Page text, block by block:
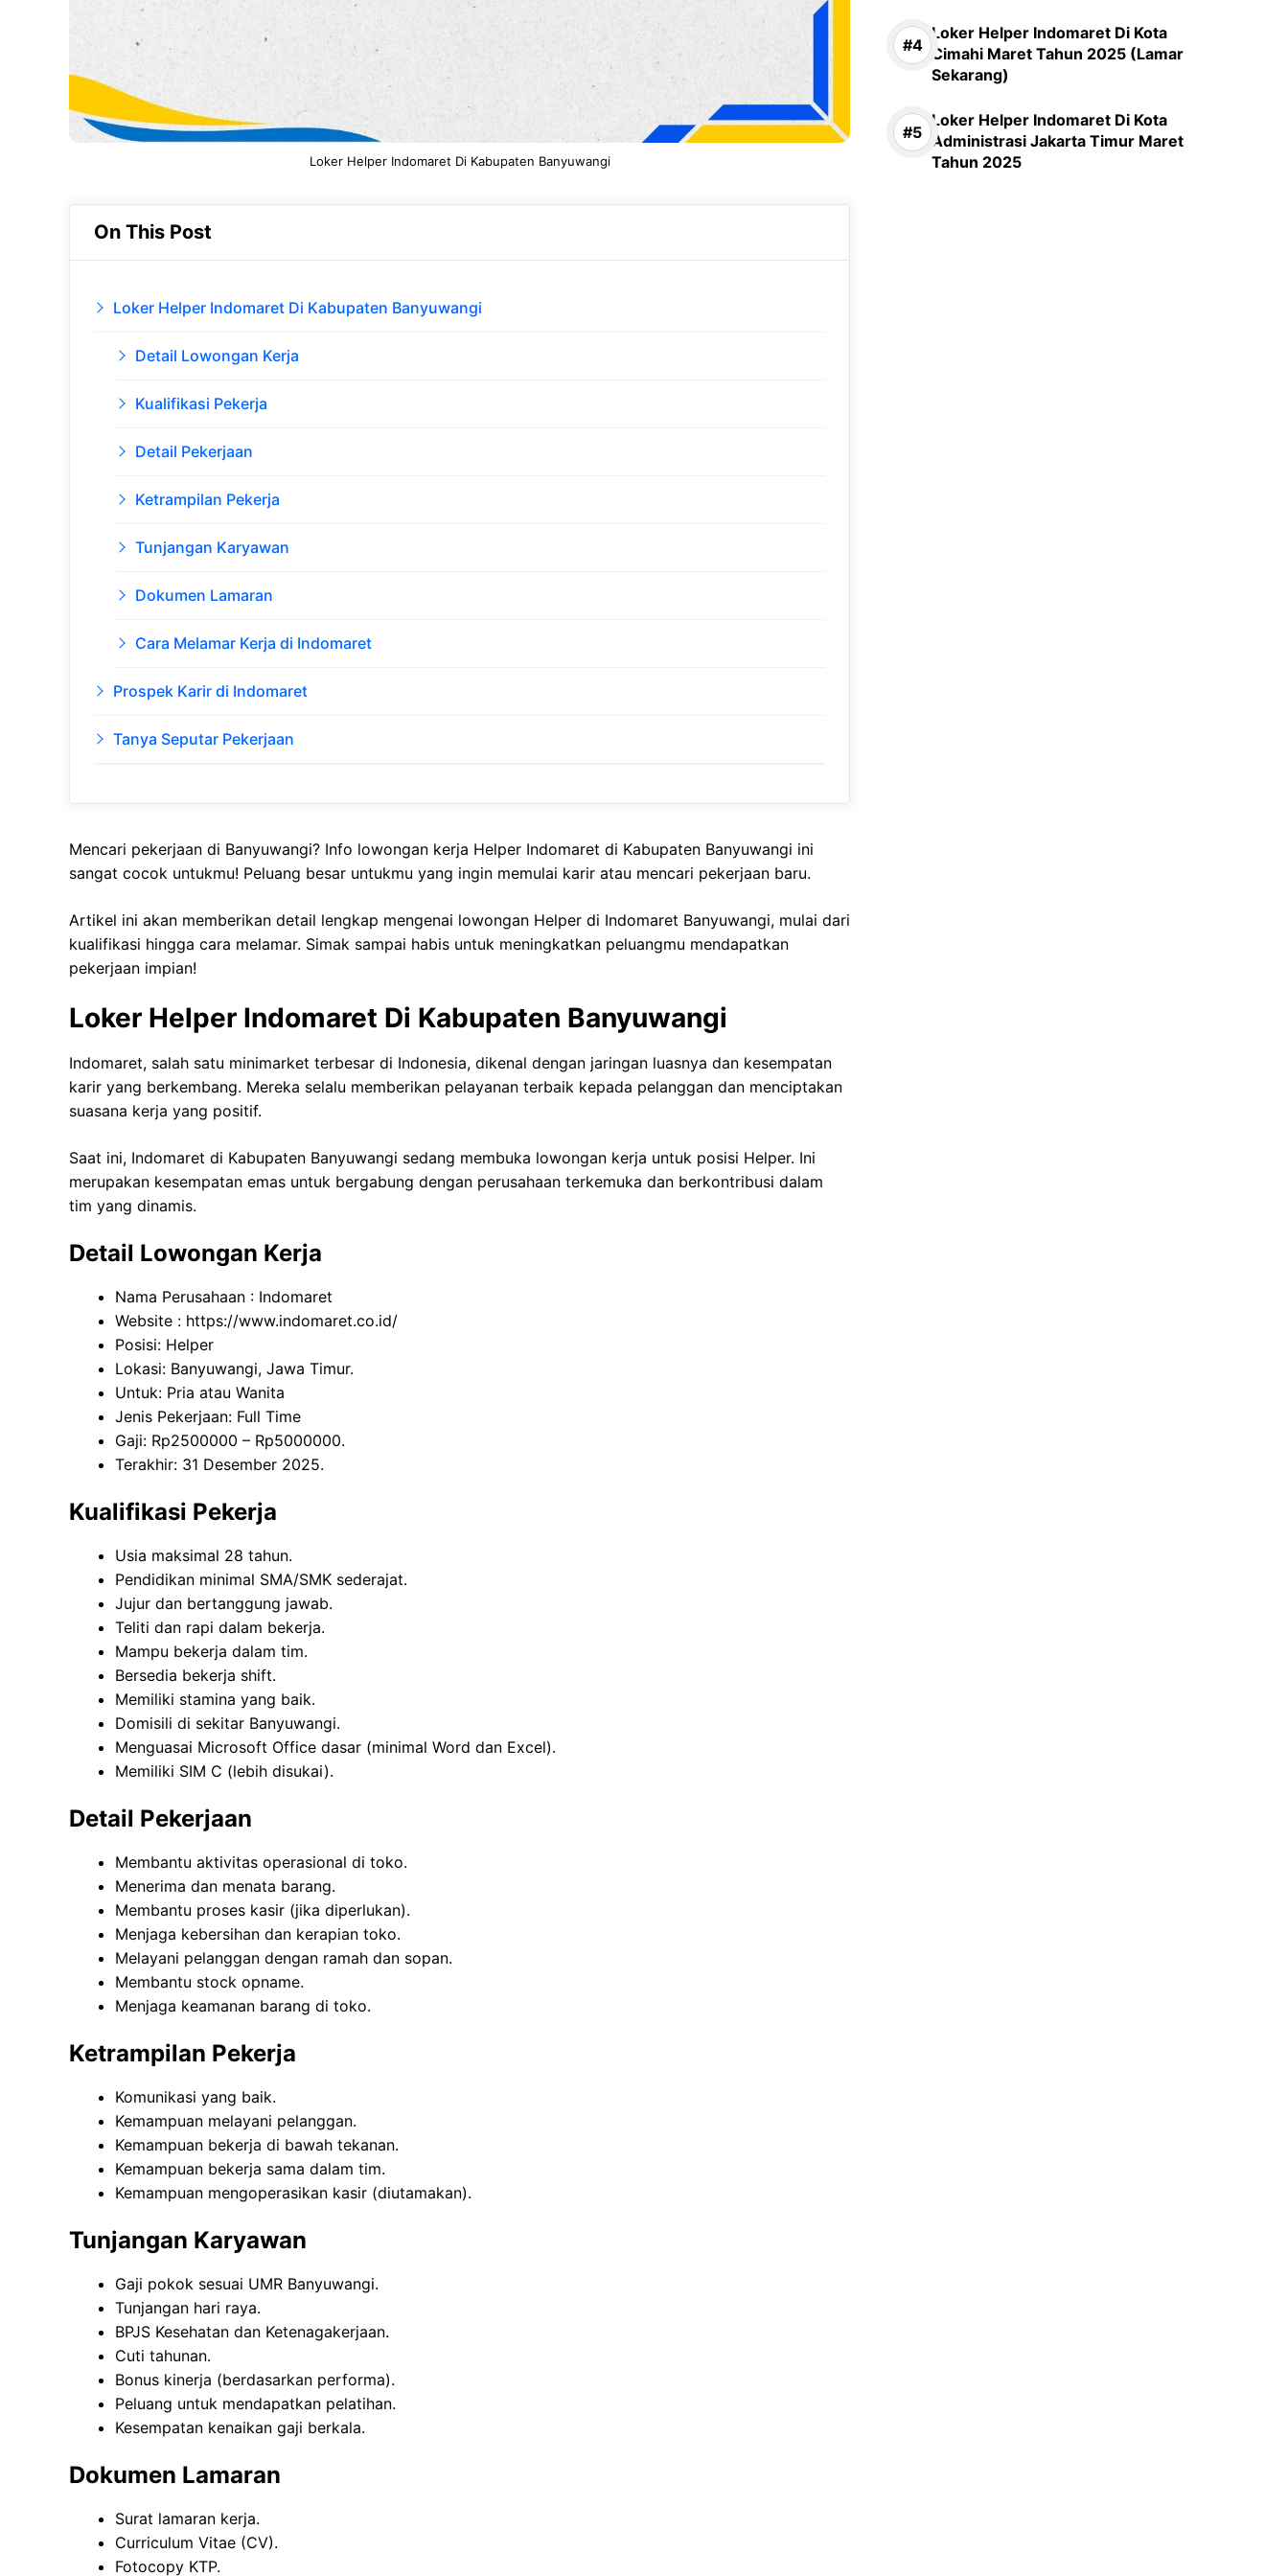
Loker Helper Indomaret Di Kabupaten Banyuwangi
On This Post
Loker Helper Indomaret Di Kabupaten Banyuwangi
Detail Lowongan Kerja
Kualifikasi Pekerja
Detail Pekerjaan
Ketrampilan Pekerja
Tunjangan Karyawan
Dokumen Lamaran
Cara Melamar Kerja di Indomaret
Prospek Karir di Indomaret
Tanya Seputar Pekerjaan
Mencari pekerjaan di Banyuwangi? Info lowongan kerja Helper Indomaret di Kabupaten Banyuwangi ini
sangat cocok untukmu! Peluang besar untukmu yang ingin memulai karir atau mencari pekerjaan baru.
Artikel ini akan memberikan detail lengkap mengenai lowongan Helper di Indomaret Banyuwangi, mulai dari
kualifikasi hingga cara melamar. Simak sampai habis untuk meningkatkan peluangmu mendapatkan
pekerjaan impian!
Loker Helper Indomaret Di Kabupaten Banyuwangi
Indomaret, salah satu minimarket terbesar di Indonesia, dikenal dengan jaringan luasnya dan kesempatan
karir yang berkembang. Mereka selalu memberikan pelayanan terbaik kepada pelanggan dan menciptakan
suasana kerja yang positif.
Saat ini, Indomaret di Kabupaten Banyuwangi sedang membuka lowongan kerja untuk posisi Helper. Ini
merupakan kesempatan emas untuk bergabung dengan perusahaan terkemuka dan berkontribusi dalam
tim yang dinamis.
Detail Lowongan Kerja
Nama Perusahaan : Indomaret
Website : https://www.indomaret.co.id/
Posisi: Helper
Lokasi: Banyuwangi, Jawa Timur.
Untuk: Pria atau Wanita
Jenis Pekerjaan: Full Time
Gaji: Rp2500000 – Rp5000000.
Terakhir: 31 Desember 2025.
Kualifikasi Pekerja
Usia maksimal 28 tahun.
Pendidikan minimal SMA/SMK sederajat.
Jujur dan bertanggung jawab.
Teliti dan rapi dalam bekerja.
Mampu bekerja dalam tim.
Bersedia bekerja shift.
Memiliki stamina yang baik.
Domisili di sekitar Banyuwangi.
Menguasai Microsoft Office dasar (minimal Word dan Excel).
Memiliki SIM C (lebih disukai).
Detail Pekerjaan
Membantu aktivitas operasional di toko.
Menerima dan menata barang.
Membantu proses kasir (jika diperlukan).
Menjaga kebersihan dan kerapian toko.
Melayani pelanggan dengan ramah dan sopan.
Membantu stock opname.
Menjaga keamanan barang di toko.
Ketrampilan Pekerja
Komunikasi yang baik.
Kemampuan melayani pelanggan.
Kemampuan bekerja di bawah tekanan.
Kemampuan bekerja sama dalam tim.
Kemampuan mengoperasikan kasir (diutamakan).
Tunjangan Karyawan
Gaji pokok sesuai UMR Banyuwangi.
Tunjangan hari raya.
BPJS Kesehatan dan Ketenagakerjaan.
Cuti tahunan.
Bonus kinerja (berdasarkan performa).
Peluang untuk mendapatkan pelatihan.
Kesempatan kenaikan gaji berkala.
Dokumen Lamaran
Surat lamaran kerja.
Curriculum Vitae (CV).
Fotocopy KTP.
Loker Helper Indomaret Di Kota
Cimahi Maret Tahun 2025 (Lamar
Sekarang)
Loker Helper Indomaret Di Kota
Administrasi Jakarta Timur Maret
Tahun 2025